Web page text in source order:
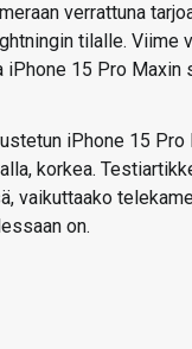
verrattuna
tilalle. Viime
iPhone 15 Pro
iPhone 15
korkea.
vaikuttaako
on.